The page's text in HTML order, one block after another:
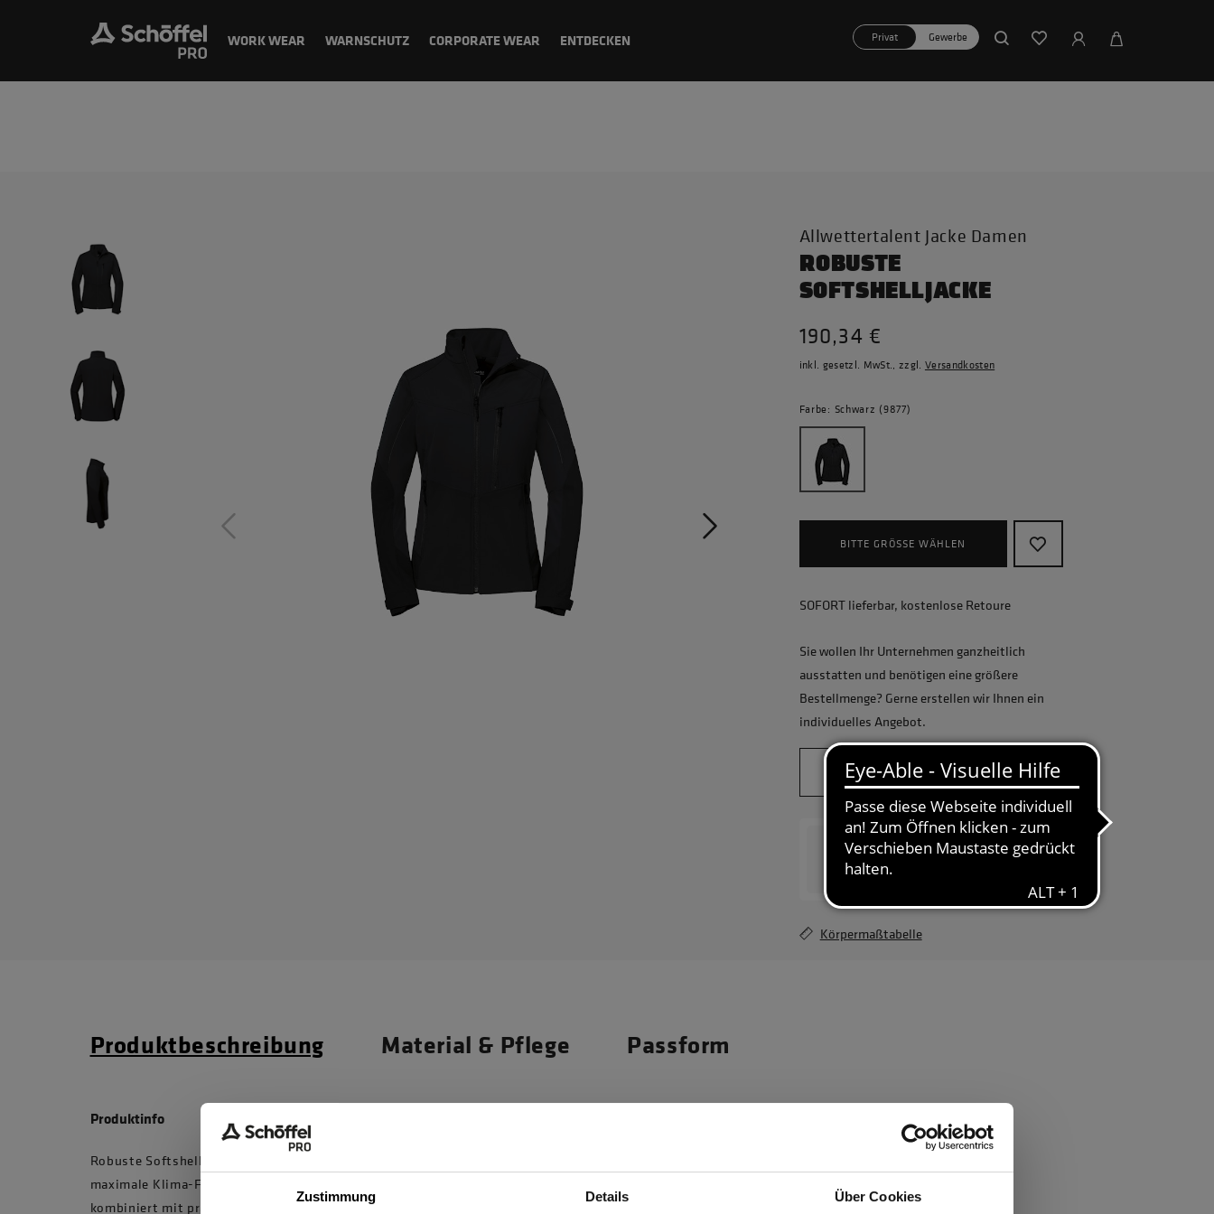
Zustimmung Details Über Cookies
WORK WEAR WARNSCHUTZ CORPORATE WEAR ENTDECKEN Privat Gewerbe
Allwettertalent Jacke Damen
ROBUSTE
SOFTSHELLJACKE
190,34 €
inkl. gesetzl. MwSt., zzgl. Versandkosten
Farbe: Schwarz (9877)
BITTE GRÖSSE WÄHLEN
SOFORT lieferbar, kostenlose Retoure
Sie wollen Ihr Unternehmen ganzheitlich
ausstatten und benötigen eine größere
Bestellmenge? Gerne erstellen wir Ihnen ein
individuelles Angebot.
JETZT ANFRAGEN
Herrenvariante
Allwettertalent Jacke
Körpermaßtabelle
Produktbeschreibung Material & Pflege Passform
Produktinfo
Robuste Softshelljacke für nahezu jedes Wetter. Das Allwettertalent bietet
maximale Klima-Flexibilität dank Winddichtigkeit, 10.000 mm Wassersäule
kombiniert mit praktischen Unterarmbelüftungen. Die Verwendung von Cordura®-